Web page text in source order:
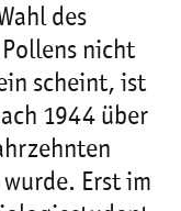
des
nicht
scheint, ist
1944 über
Erst im